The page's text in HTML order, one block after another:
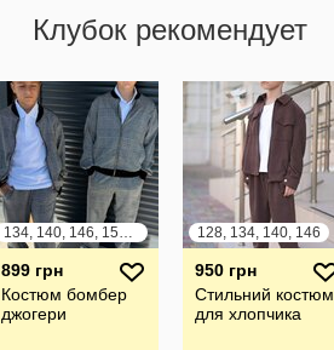
Клубок рекомендует
134, 140, 146, 152, 158, 164
899 грн
Костюм бомбер
джогери
128, 134, 140, 146
950 грн
Стильний костюм
для хлопчика